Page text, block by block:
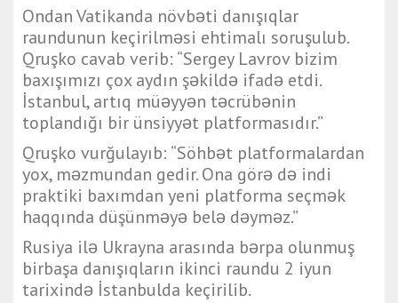
Ondan Vatikanda növbəti danışıqlar
raundunun keçirilməsi ehtimalı soruşulub.
Qruşko cavab verib: “Sergey Lavrov bizim
baxışımızı çox aydın şəkildə ifadə etdi.
İstanbul, artıq müəyyən təcrübənin
toplandığı bir ünsiyyət platformasıdır.”
Qruşko vurğulayıb: “Söhbət platformalardan
yox, məzmundan gedir. Ona görə də indi
praktiki baxımdan yeni platforma seçmək
haqqında düşünməyə belə dəyməz.”
Rusiya ilə Ukrayna arasında bərpa olunmuş
birbaşa danışıqların ikinci raundu 2 iyun
tarixində İstanbulda keçirilib.